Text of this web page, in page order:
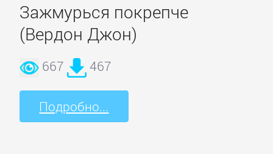
Зажмурься покрепче
(Вердон Джон)
667 467
Подробно...
детей
и
Семья:
прочее